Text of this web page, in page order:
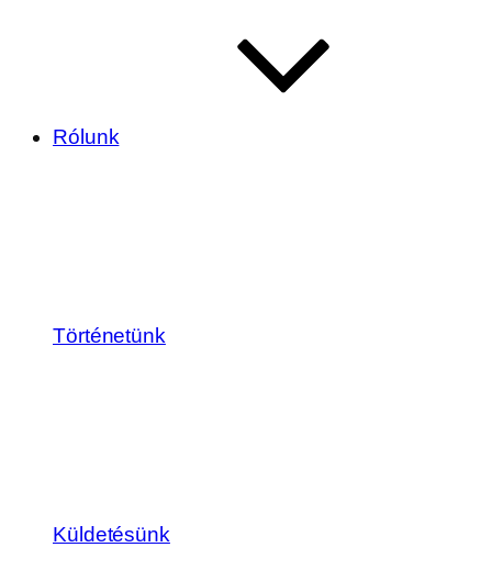
Rólunk
Történetünk
Küldetésünk